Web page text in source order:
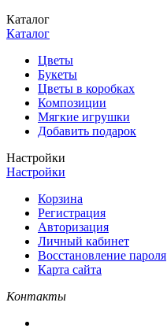
Каталог
Каталог
Цветы
Букеты
Цветы в коробках
Композиции
Мягкие игрушки
Добавить подарок
Настройки
Настройки
Корзина
Регистрация
Авторизация
Личный кабинет
Восстановление пароля
Карта сайта
Контакты